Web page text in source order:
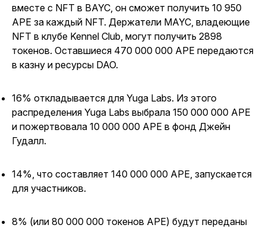
вместе с NFT в BAYC, он сможет получить 10 950
APE за каждый NFT. Держатели MAYC, владеющие
NFT в клубе Kennel Club, могут получить 2898
токенов. Оставшиеся 470 000 000 APE передаются
в казну и ресурсы DAO.
16% откладывается для Yuga Labs. Из этого
распределения Yuga Labs выбрала 150 000 000 APE
и пожертвовала 10 000 000 APE в фонд Джейн
Гудалл.
14%, что составляет 140 000 000 APE, запускается
для участников.
8% (или 80 000 000 токенов APE) будут переданы